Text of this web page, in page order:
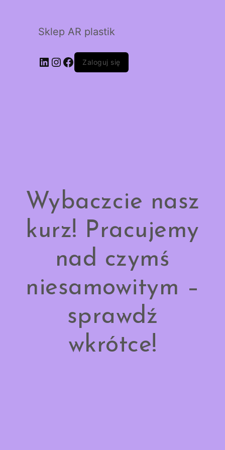
Sklep AR plastik
LinkedIn
Instagram
Facebook
Zaloguj się
Wybaczcie nasz
kurz! Pracujemy
nad czymś
niesamowitym –
sprawdź
wkrótce!